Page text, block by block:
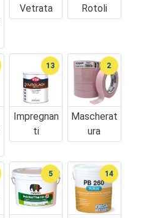
Vetrata
Rotoli
Impregnan
Ti
13
Mascherat
Ura
2
5 14